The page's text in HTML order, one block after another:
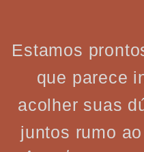
Estamos
que parece
acolher suas
juntos rumo